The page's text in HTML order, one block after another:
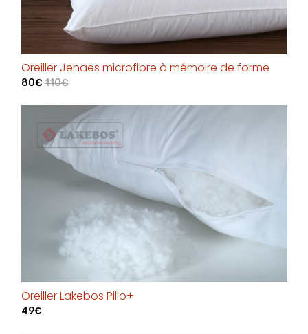
Oreiller Jehaes microfibre à mémoire de forme
80€110€
Oreiller Lakebos Pillo+
49€